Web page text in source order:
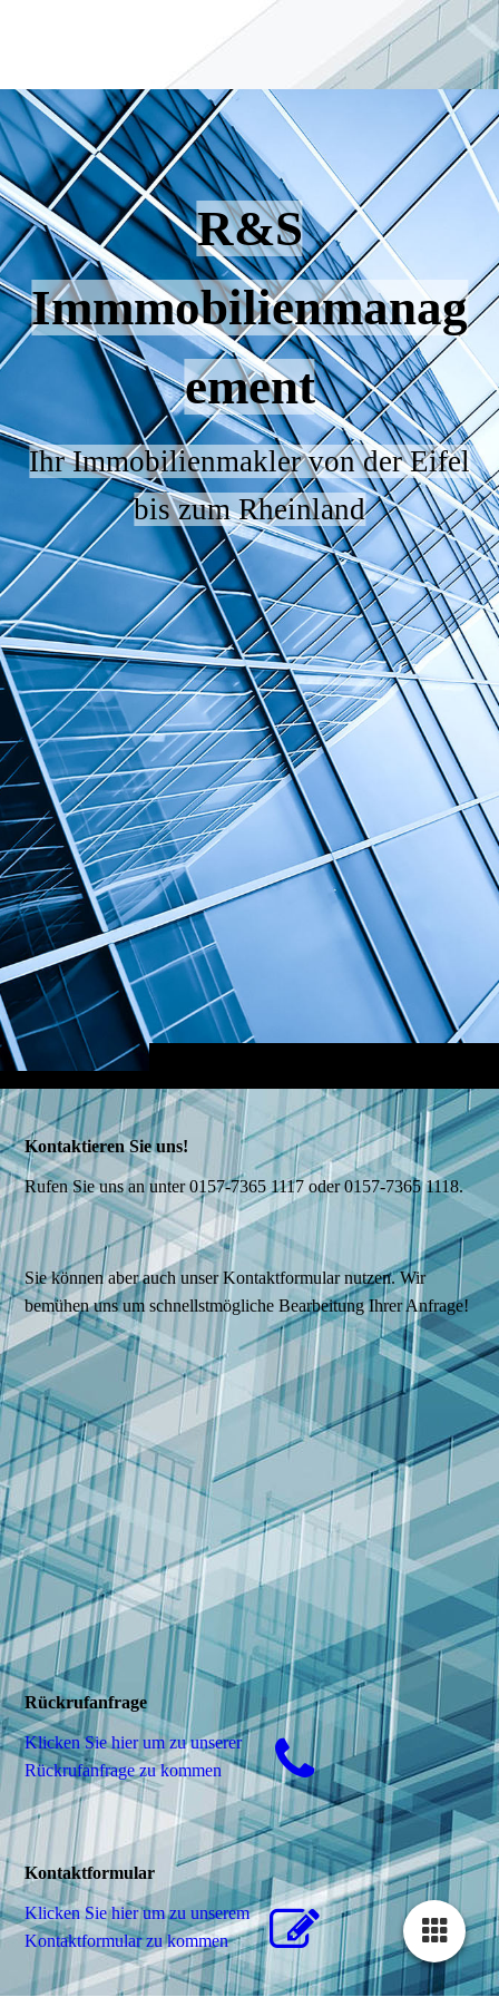
R&S
Immmobilienmanag
ement
Ihr Immobilienmakler von der Eifel
bis zum Rheinland
Kontaktieren Sie uns!
Rufen Sie uns an unter 0157-7365 1117 oder 0157-7365 1118.
Sie können aber auch unser Kontaktformular nutzen. Wir
bemühen uns um schnellstmögliche Bearbeitung Ihrer Anfrage!
Rückrufanfrage
Klicken Sie hier um zu unserer
Rückrufanfrage zu kommen
Kontaktformular
Klicken Sie hier um zu unserem
Kon­takt­for­mu­lar zu kommen